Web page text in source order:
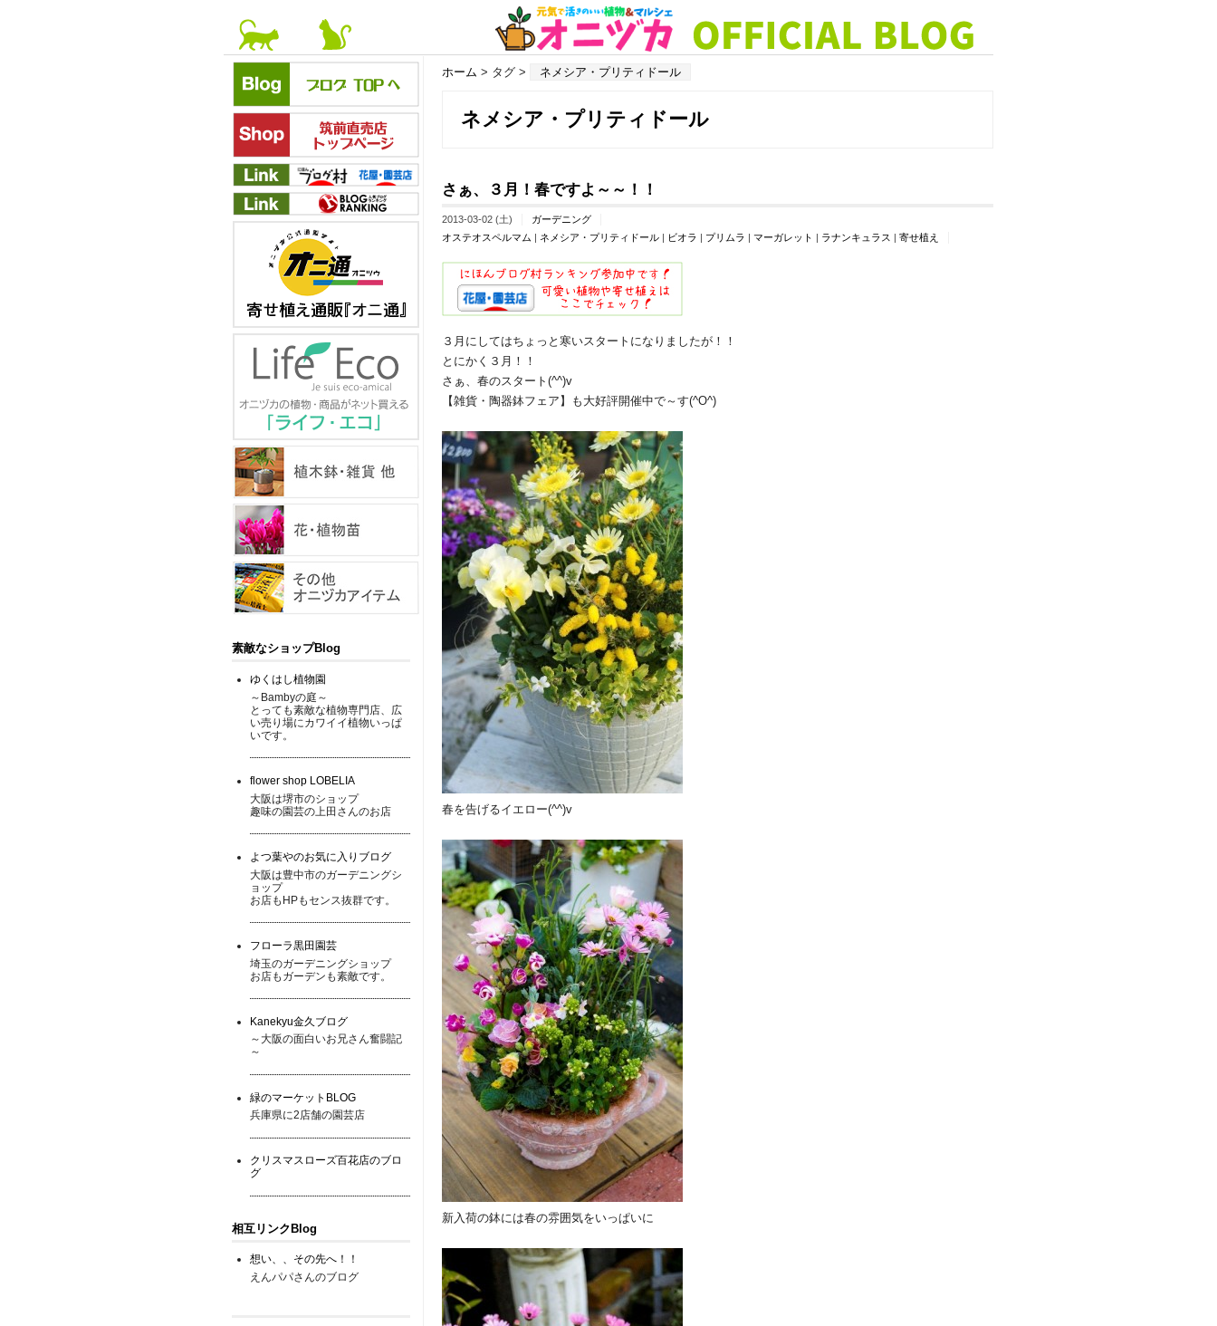
ホーム > タグ > ネメシア・プリティドール
ネメシア・プリティドール
さぁ、３月！春ですよ～～！！
2013-03-02 (土)
ガーデニング
オステオスペルマム | ネメシア・プリティドール | ビオラ | プリムラ | マーガレット | ラナンキュラス | 寄せ植え
３月にしてはちょっと寒いスタートになりましたが！！
とにかく３月！！
さぁ、春のスタート(^^)v
【雑貨・陶器鉢フェア】も大好評開催中で～す(^O^)
春を告げるイエロー(^^)v
新入荷の鉢には春の雰囲気をいっぱいに
素敵なショップBlog
ゆくはし植物園
～Bambyの庭～
とっても素敵な植物専門店、広
い売り場にカワイイ植物いっぱ
いです。
flower shop LOBELIA
大阪は堺市のショップ
趣味の園芸の上田さんのお店
よつ葉やのお気に入りブログ
大阪は豊中市のガーデニングシ
ョップ
お店もHPもセンス抜群です。
フローラ黒田園芸
埼玉のガーデニングショップ
お店もガーデンも素敵です。
Kanekyu金久ブログ
～大阪の面白いお兄さん奮闘記
～
緑のマーケットBLOG
兵庫県に2店舗の園芸店
クリスマスローズ百花店のブロ
グ
相互リンクBlog
想い、、その先へ！！
えんパパさんのブログ